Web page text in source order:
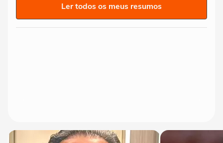
Ler todos os meus resumos